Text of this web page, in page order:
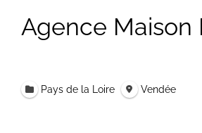
Agence Maison
Pays de la Loire Vendée